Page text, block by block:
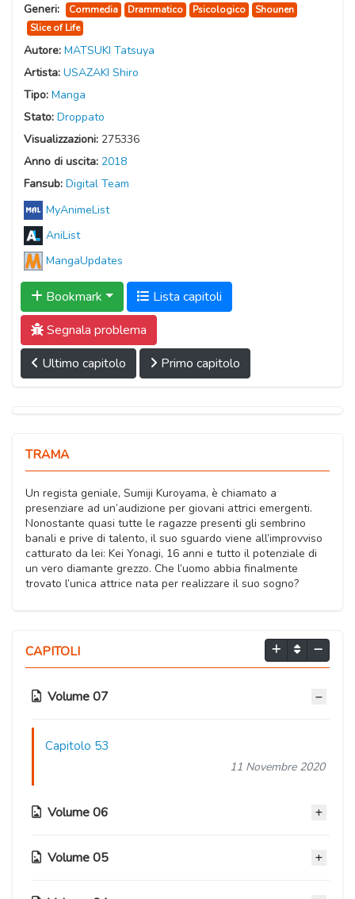
Generi:
Commedia Drammatico Psicologico
Shounen
Slice of Life
Autore: MATSUKI Tatsuya
Artista: USAZAKI Shiro
Tipo: Manga
Stato: Droppato
Visualizzazioni: 275336
Anno di uscita: 2018
Fansub: Digital Team
MyAnimeList
AniList
MangaUpdates
Bookmark
Lista capitoli
Segnala problema
Ultimo capitolo
Primo capitolo
TRAMA
Un regista geniale, Sumiji Kuroyama, è chiamato a
presenziare ad un’audizione per giovani attrici emergenti.
Nonostante quasi tutte le ragazze presenti gli sembrino
banali e prive di talento, il suo sguardo viene all’improvviso
catturato da lei: Kei Yonagi, 16 anni e tutto il potenziale di
un vero diamante grezzo. Che l’uomo abbia finalmente
trovato l’unica attrice nata per realizzare il suo sogno?
CAPITOLI
Volume 07
Capitolo 53
11 Novembre 2020
Volume 06
Capitolo 52
Volume 05